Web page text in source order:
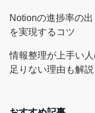
Notionの進捗率の
を実現するコツ
情報整理が上手い
足りない理由も解説